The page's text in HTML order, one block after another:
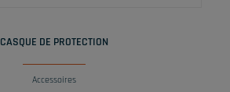
CASQUE DE PROTECTION
Accessoires